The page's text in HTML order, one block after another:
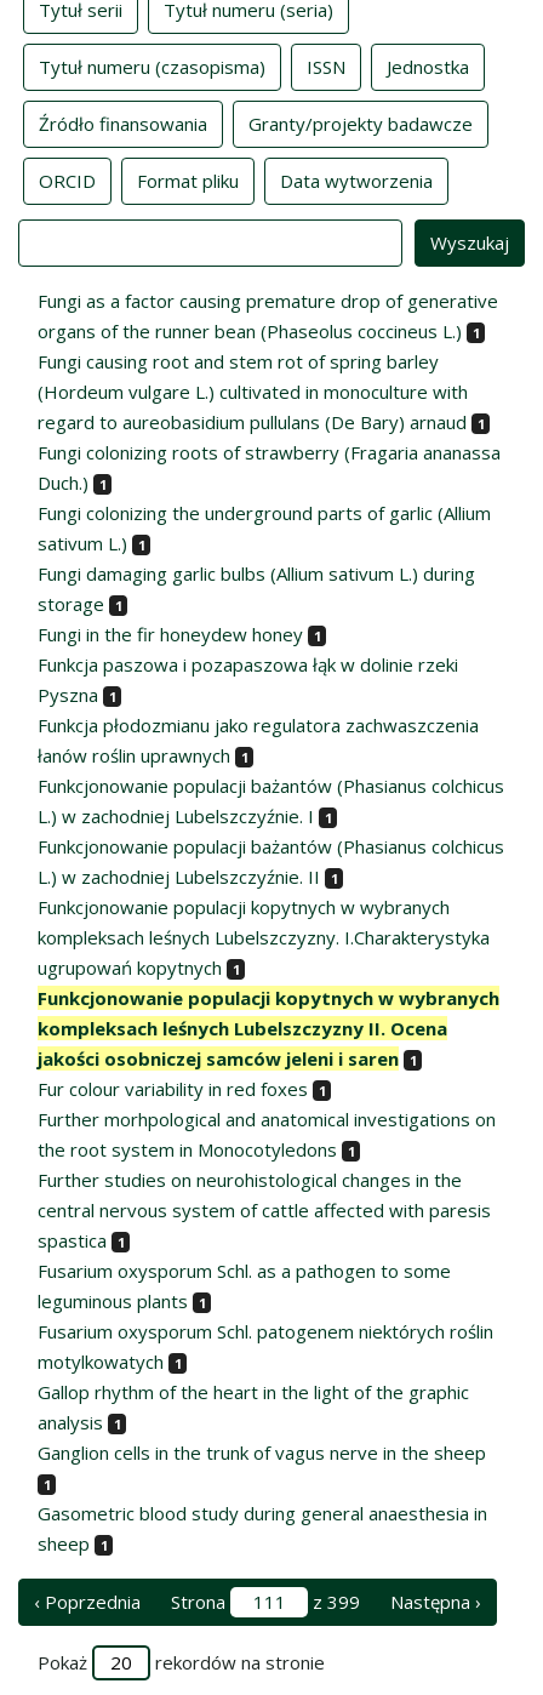
Tytuł serii Tytuł numeru (seria)
Tytuł numeru (czasopisma) ISSN Jednostka
Źródło finansowania Granty/projekty badawcze
ORCID Format pliku Data wytworzenia
Fungi as a factor causing premature drop of generative
organs of the runner bean (Phaseolus coccineus L.)
1
Fungi causing root and stem rot of spring barley
(Hordeum vulgare L.) cultivated in monoculture with
regard to aureobasidium pullulans (De Bary) arnaud
1
Fungi colonizing roots of strawberry (Fragaria ananassa
Duch.)
1
Fungi colonizing the underground parts of garlic (Allium
sativum L.)
1
Fungi damaging garlic bulbs (Allium sativum L.) during
storage
1
Fungi in the fir honeydew honey 1
Funkcja paszowa i pozapaszowa łąk w dolinie rzeki
Pyszna
1
Funkcja płodozmianu jako regulatora zachwaszczenia
łanów roślin uprawnych
1
Funkcjonowanie populacji bażantów (Phasianus colchicus
L.) w zachodniej Lubelszczyźnie. I
1
Funkcjonowanie populacji bażantów (Phasianus colchicus
L.) w zachodniej Lubelszczyźnie. II
1
Funkcjonowanie populacji kopytnych w wybranych
kompleksach leśnych Lubelszczyzny. I.Charakterystyka
ugrupowań kopytnych
1
Funkcjonowanie populacji kopytnych w wybranych
kompleksach leśnych Lubelszczyzny II. Ocena
jakości osobniczej samców jeleni i saren
1
Fur colour variability in red foxes 1
Further morhpological and anatomical investigations on
the root system in Monocotyledons
1
Further studies on neurohistological changes in the
central nervous system of cattle affected with paresis
spastica
1
Fusarium oxysporum Schl. as a pathogen to some
leguminous plants
1
Fusarium oxysporum Schl. patogenem niektórych roślin
motylkowatych
1
Gallop rhythm of the heart in the light of the graphic
analysis
1
Ganglion cells in the trunk of vagus nerve in the sheep
1
Gasometric blood study during general anaesthesia in
sheep
1
‹ Poprzednia Strona z 399 Następna ›
Pokaż
rekordów na stronie